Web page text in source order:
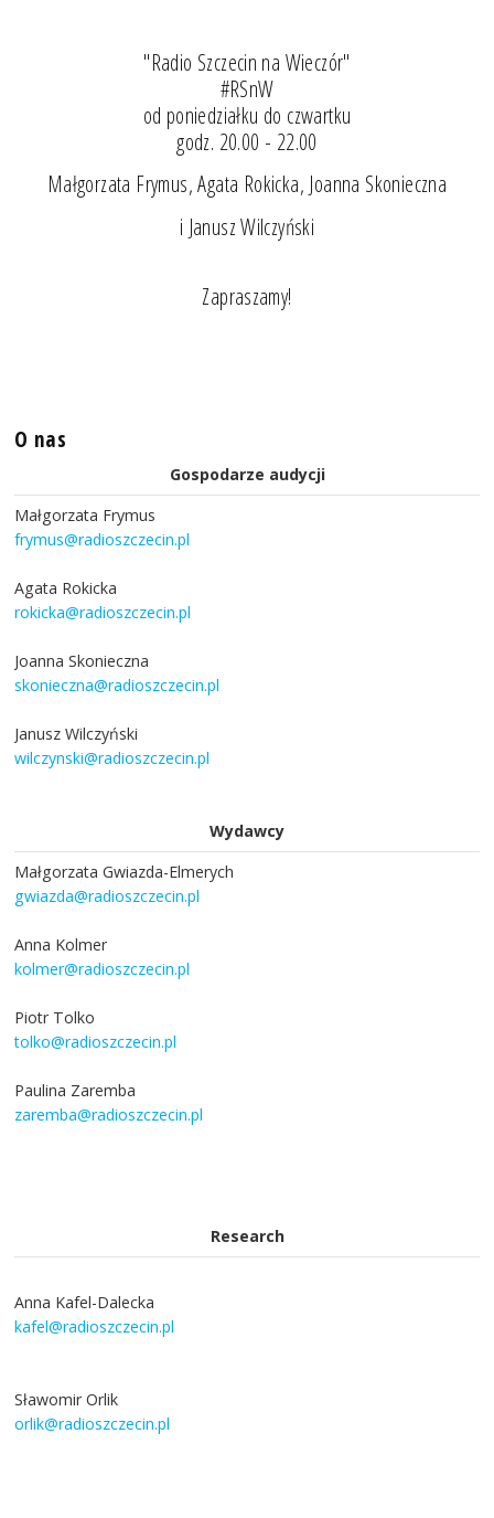
"Radio Szczecin na Wieczór"
#RSnW
od poniedziałku do czwartku
godz. 20.00 - 22.00
Małgorzata Frymus, Agata Rokicka, Joanna Skonieczna
i Janusz Wilczyński
Zapraszamy!
O nas
Gospodarze audycji
Małgorzata Frymus
frymus@radioszczecin.pl
Agata Rokicka
rokicka@radioszczecin.pl
Joanna Skonieczna
skonieczna@radioszczecin.pl
Janusz Wilczyński
wilczynski@radioszczecin.pl
Wydawcy
Małgorzata Gwiazda-Elmerych
gwiazda@radioszczecin.pl
Anna Kolmer
kolmer@radioszczecin.pl
Piotr Tolko
tolko@radioszczecin.pl
Paulina Zaremba
zaremba@radioszczecin.pl
Research
Anna Kafel-Dalecka
kafel@radioszczecin.pl
Sławomir Orlik
orlik@radioszczecin.pl